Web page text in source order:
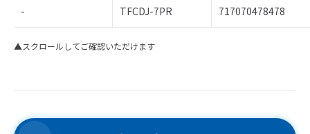
- TFCDJ-7PR 717070478478
▲スクロールしてご確認いただけます